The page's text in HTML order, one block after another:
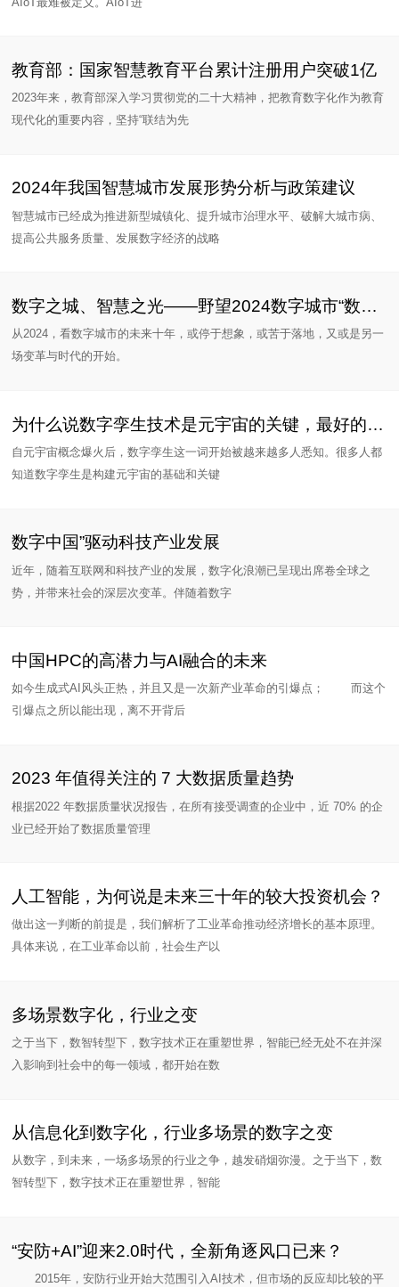
教育部：国家智慧教育平台累计注册用户突破1亿
2023年来，教育部深入学习贯彻党的二十大精神，把教育数字化作为教育
现代化的重要内容，坚持“联结为先
2024年我国智慧城市发展形势分析与政策建议
智慧城市已经成为推进新型城镇化、提升城市治理水平、破解大城市病、
提高公共服务质量、发展数字经济的战略
数字之城、智慧之光——野望2024数字城市“数实”场景想象
从2024，看数字城市的未来十年，或停于想象，或苦于落地，又或是另一
场变革与时代的开始。
为什么说数字孪生技术是元宇宙的关键，最好的落地赛道是工业元宇
自元宇宙概念爆火后，数字孪生这一词开始被越来越多人悉知。很多人都
知道数字孪生是构建元宇宙的基础和关键
数字中国”驱动科技产业发展
近年，随着互联网和科技产业的发展，数字化浪潮已呈现出席卷全球之
势，并带来社会的深层次变革。伴随着数字
中国HPC的高潜力与AI融合的未来
如今生成式AI风头正热，并且又是一次新产业革命的引爆点； 而这个
引爆点之所以能出现，离不开背后
2023 年值得关注的 7 大数据质量趋势
根据2022 年数据质量状况报告，在所有接受调查的企业中，近 70% 的企
业已经开始了数据质量管理
人工智能，为何说是未来三十年的较大投资机会？
做出这一判断的前提是，我们解析了工业革命推动经济增长的基本原理。
具体来说，在工业革命以前，社会生产以
多场景数字化，行业之变
之于当下，数智转型下，数字技术正在重塑世界，智能已经无处不在并深
入影响到社会中的每一领域，都开始在数
从信息化到数字化，行业多场景的数字之变
从数字，到未来，一场多场景的行业之争，越发硝烟弥漫。之于当下，数
智转型下，数字技术正在重塑世界，智能
“安防+AI”迎来2.0时代，全新角逐风口已来？
2015年，安防行业开始大范围引入AI技术，但市场的反应却比较的平